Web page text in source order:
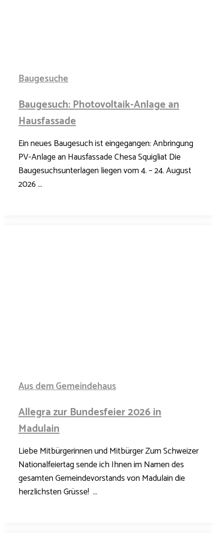
Baugesuche
Baugesuch: Photovoltaik-Anlage an
Hausfassade
Ein neues Baugesuch ist eingegangen: Anbringung
PV-Anlage an Hausfassade Chesa Squigliat Die
Baugesuchsunterlagen liegen vom 4. – 24. August
2026 ...
Aus dem Gemeindehaus
Allegra zur Bundesfeier 2026 in
Madulain
Liebe Mitbürgerinnen und Mitbürger Zum Schweizer
Nationalfeiertag sende ich Ihnen im Namen des
gesamten Gemeindevorstands von Madulain die
herzlichsten Grüsse! ...